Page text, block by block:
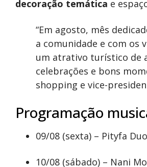
decoração temática e
“Em agosto, mês
a comunidade e com os
um atrativo turístico de
celebrações e bons
shopping e vice-
Programação
09/08 (sexta) – Pityfa Duo
10/08 (sábado) – Nani